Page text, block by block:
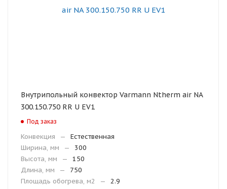
Внутрипольный конвектор Varmann Ntherm air NA
300.150.750 RR U EV1
Под заказ
Конвекция —
Естественная
Ширина, мм
—
300
Высота, мм
—
150
Длина, мм
—
750
Площадь обогрева, м2
—
2.9